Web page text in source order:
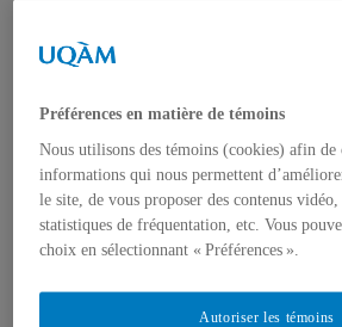
Publications
Research Papers
Books, Conference proceedings
Research Reports
Achievements and Video
Seminars and Conferences
Press Review
Observatory
Specialized Seminars and
Online Training
Préférences en matière de témoins
Nous utilisons des témoins (cookies) afin de
informations qui nous permettent
le site, de vous proposer des contenus vidéo,
statistiques de fréquentation, etc. Vous
choix en sélectionnant « Préférences ».
Autoriser les témoins